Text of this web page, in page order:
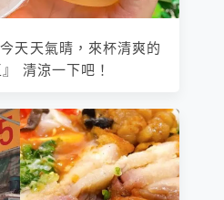
天天氣晴，來杯清爽的
』 清涼一下吧！